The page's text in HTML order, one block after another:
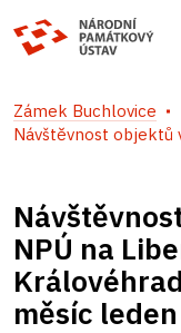
Zámek Buchlovice
Návštěvnost objektů
NPÚ na
měsíc